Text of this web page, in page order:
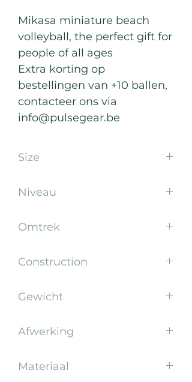
Mikasa miniature beach
volleyball, the perfect gift for
people of all ages
Extra korting op
bestellingen van +10 ballen,
contacteer ons via
info@pulsegear.be
Size
Niveau
Omtrek
46.5-48.5 cm
Construction
Stitched
Gewicht
140-160 gr
Afwerking
Promotional Miniature Ball
Materiaal